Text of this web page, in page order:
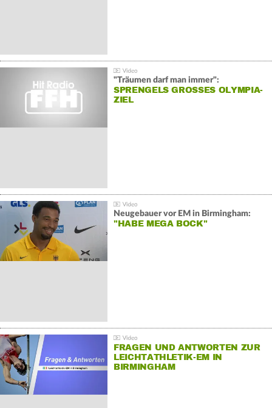
"Träumen darf man immer":
SPRENGELS GROSSES OLYMPIA-Z
IEL
Neugebauer vor EM in Birmingham:
"HABE MEGA BOCK"
FRAGEN UND ANTWORTEN ZUR
LEICHTATHLETIK-EM IN
BIRMINGHAM